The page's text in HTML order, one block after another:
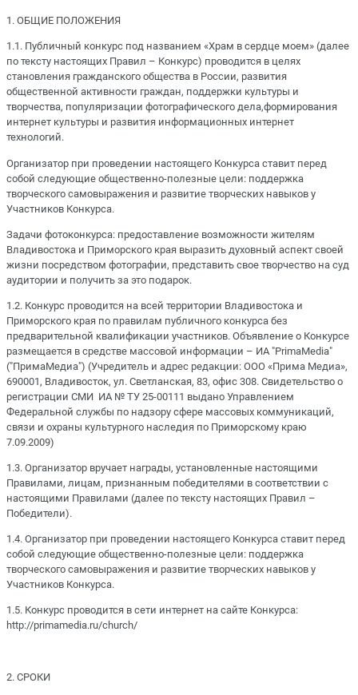
1. ОБЩИЕ ПОЛОЖЕНИЯ
1.1. Публичный конкурс под названием «Храм в сердце моем» (далее
по тексту настоящих Правил – Конкурс) проводится в целях
становления гражданского общества в России, развития
общественной активности граждан, поддержки культуры и
творчества, популяризации фотографического дела,формирования
интернет культуры и развития информационных интернет
технологий.
Организатор при проведении настоящего Конкурса ставит перед
собой следующие общественно-полезные цели: поддержка
творческого самовыражения и развитие творческих навыков у
Участников Конкурса.
Задачи фотоконкурса: предоставление возможности жителям
Владивостока и Приморского края выразить духовный аспект своей
жизни посредством фотографии, представить свое творчество на суд
аудитории и получить за это подарок.
1.2. Конкурс проводится на всей территории Владивостока и
Приморского края по правилам публичного конкурса без
предварительной квалификации участников. Объявление о Конкурсе
размещается в средстве массовой информации – ИА "PrimaMedia"
("ПримаМедиа") (Учредитель и адрес редакции: ООО «Прима Медиа»,
690001, Владивосток, ул. Светланская, 83, офис 308. Свидетельство о
регистрации СМИ ИА № ТУ 25-00111 выдано Управлением
Федеральной службы по надзору сфере массовых коммуникаций,
связи и охраны культурного наследия по Приморскому краю
7.09.2009)
1.3. Организатор вручает награды, установленные настоящими
Правилами, лицам, признанным победителями в соответствии с
настоящими Правилами (далее по тексту настоящих Правил –
Победители).
1.4. Организатор при проведении настоящего Конкурса ставит перед
собой следующие общественно-полезные цели: поддержка
творческого самовыражения и развитие творческих навыков у
Участников Конкурса.
1.5. Конкурс проводится в сети интернет на сайте Конкурса:
http://primamedia.ru/church/
2. СРОКИ